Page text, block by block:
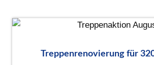
Treppenrenovierung für